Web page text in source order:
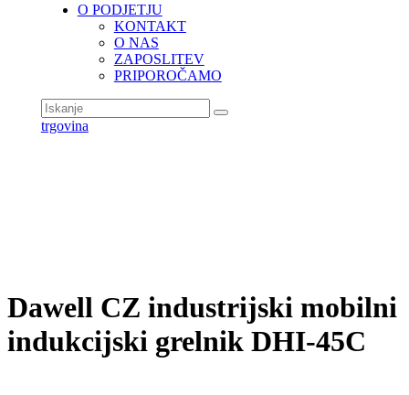
O PODJETJU
KONTAKT
O NAS
ZAPOSLITEV
PRIPOROČAMO
trgovina
Dawell CZ industrijski mobilni
indukcijski grelnik DHI-45C